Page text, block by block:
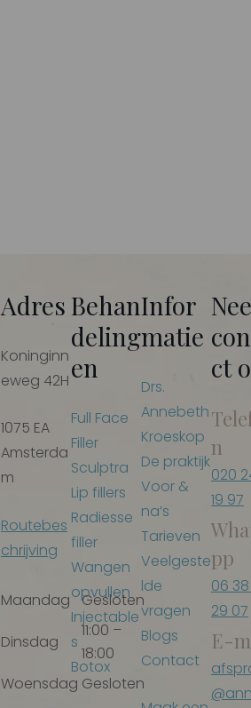
Adres
Koninginn
eweg 42H
1075 EA
Amsterda
m
Routebes
chrijving
Maandag Gesloten
Dinsdag
11:00 –
18:00
Woensdag Gesloten
Behan
deling
en
Full Face
Filler
Sculptra
Lip fillers
Radiesse
filler
Wangen
opvullen
Injectable
s
Botox
Infor
matie
Drs.
Annebeth
Kroeskop
De praktijk
Voor &
na’s
Tarieven
Veelgeste
lde
vragen
Blogs
Contact
ct
n
020
19 97
pp
06
29 07
E-